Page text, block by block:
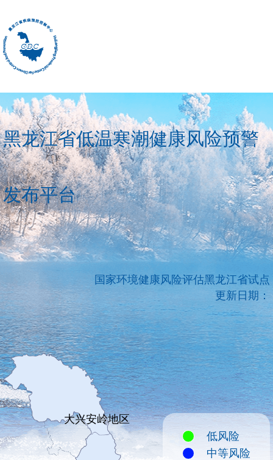
黑龙江省低温寒潮健康风险预警
发布平台
国家环境健康风险评估黑龙江省试点
更新日期：
大兴安岭地区
低风险
中等风险